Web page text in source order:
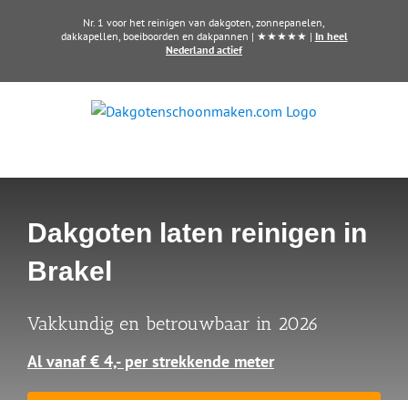
Nr. 1 voor het reinigen van dakgoten, zonnepanelen,
dakkapellen, boeiboorden en dakpannen | ★★★★★ | In heel
Nederland actief
Dakgoten laten reinigen in
Brakel
Vakkundig en betrouwbaar in 2026
Al vanaf € 4,- per strekkende meter